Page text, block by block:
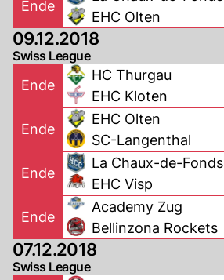
Ende
EHC Olten
09.12.2018
Swiss League
Ende
HC Thurgau
EHC Kloten
Ende
EHC Olten
SC-Langenthal
Ende
La Chaux-de-Fonds
EHC Visp
Ende
Academy Zug
Bellinzona Rockets
07.12.2018
Swiss League